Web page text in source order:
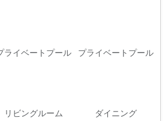
ライベートプール プライベートプール
リビングルーム ダイニング